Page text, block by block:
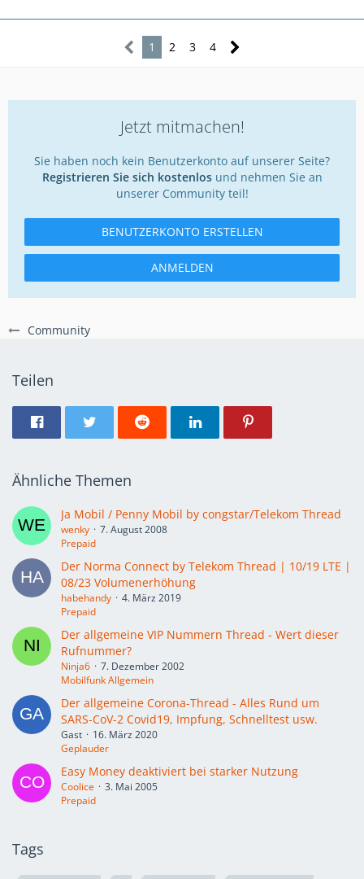
Community
1 2 3 4
Jetzt mitmachen!
Sie haben noch kein Benutzerkonto auf unserer Seite?
Registrieren Sie sich kostenlosund nehmen Sie an
unserer Community teil!
BENUTZERKONTO ERSTELLEN
ANMELDEN
Teilen
Ähnliche Themen
Ja Mobil / Penny Mobil by congstar/Telekom Thread
wenky
7. August 2008
Prepaid
Der Norma Connect by Telekom Thread | 10/19 LTE |
08/23 Volumenerhöhung
habehandy
4. März 2019
Prepaid
Der allgemeine VIP Nummern Thread - Wert dieser
Rufnummer?
Ninja6
7. Dezember 2002
Mobilfunk Allgemein
Der allgemeine Corona-Thread - Alles Rund um
SARS-CoV-2 Covid19, Impfung, Schnelltest usw.
Gast
16. März 2020
Geplauder
Easy Money deaktiviert bei starker Nutzung
Coolice
3. Mai 2005
Prepaid
Tags